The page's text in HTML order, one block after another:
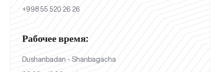
+998 55 520 26 26
Рабочее время:
Dushanbadan - Shanbagacha